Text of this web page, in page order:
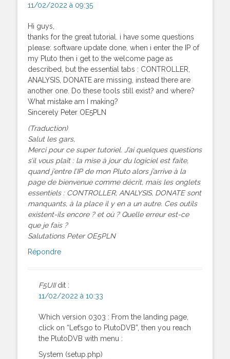
11/02/2022 à 09:35
Hi guys,
thanks for the great tutorial. i have some questions
please: software update done, when i enter the IP of
my Pluto then i get to the welcome page as
described, but the essential tabs : CONTROLLER,
ANALYSIS, DONATE are missing, instead there are
another one. Do these tools still exist? and where?
What mistake am I making?
Sincerely Peter OE5PLN
(Traduction)
Salut les gars,
Merci pour ce super tutoriel. J’ai quelques questions
s’il vous plaît : la mise à jour du logiciel est faite,
quand j’entre l’IP de mon Pluto alors j’arrive à la
page de bienvenue comme décrit, mais les onglets
essentiels : CONTROLLER, ANALYSIS, DONATE sont
manquants, à la place il y en a un autre. Ces outils
existent-ils encore ? et où ? Quelle erreur est-ce
que je fais ?
Salutations Peter OE5PLN
Répondre
F5UII dit :
11/02/2022 à 10:33
Which version 0303 : From the landing page,
click on “Let’sgo to PlutoDVB”, then you reach
the PlutoDVB with menu :
System (setup.php)